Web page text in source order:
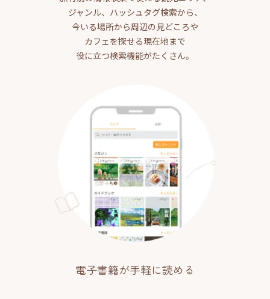
ジャンル、ハッシュタグ検索から、
今いる場所から周辺の見どころや
カフェを探せる現在地まで
役に立つ検索機能がたくさん。
電子書籍が手軽に読める